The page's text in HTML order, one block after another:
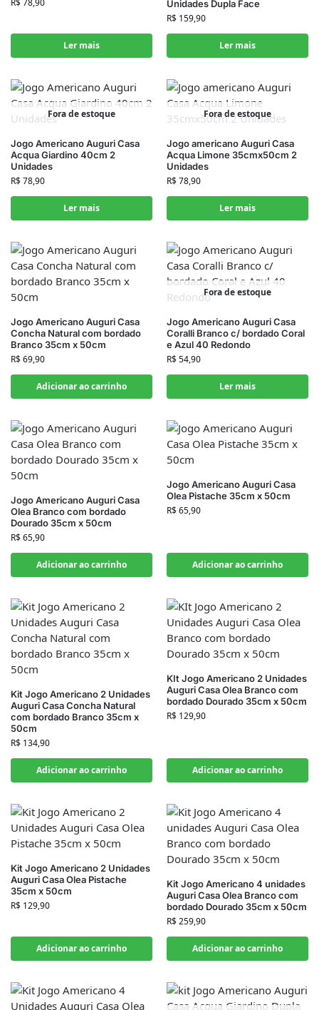
R$ 78,90
Ler mais
Unidades Dupla Face
R$ 159,90
Ler mais
Fora de estoque
Jogo Americano Auguri Casa
Acqua Giardino 40cm 2
Unidades
R$78,90
Ler mais
Fora de estoque
Jogo americano Auguri Casa
Acqua Limone 35cmx50cm 2
Unidades
R$78,90
Ler mais
Jogo Americano Auguri Casa
Concha Natural com bordado
Branco 35cm x 50cm
R$69,90
Adicionar ao carrinho
Fora de estoque
Jogo Americano Auguri Casa
Coralli Branco c/ bordado Coral
e Azul 40 Redondo
R$54,90
Ler mais
Jogo Americano Auguri Casa
Olea Branco com bordado
Dourado 35cm x 50cm
R$65,90
Adicionar ao carrinho
Jogo Americano Auguri Casa
Olea Pistache 35cm x 50cm
R$65,90
Adicionar ao carrinho
Kit Jogo Americano 2 Unidades
Auguri Casa Concha Natural
com bordado Branco 35cm x
50cm
R$ 134,90
Adicionar ao carrinho
KIt Jogo Americano 2 Unidades
Auguri Casa Olea Branco com
bordado Dourado 35cm x 50cm
R$ 129,90
Adicionar ao carrinho
Kit Jogo Americano 2 Unidades
Auguri Casa Olea Pistache
35cm x 50cm
R$ 129,90
Adicionar ao carrinho
Kit Jogo Americano 4 unidades
Auguri Casa Olea Branco com
bordado Dourado 35cm x 50cm
R$259,90
Adicionar ao carrinho